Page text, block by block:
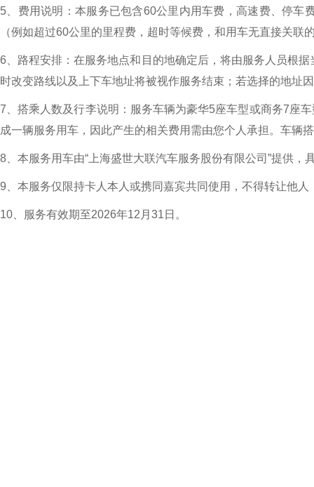
5、费用说明：本服务已包含60公里内用车费，高速费、停
（例如超过60公里的里程费，超时等候费，和用车无直接关联
6、路程安排：在服务地点和目的地确定后，将由服务人员根
时改变路线以及上下车地址将被视作服务结束；若选择的地址
7、搭乘人数及行李说明：服务车辆为豪华5座车型或商务7座
成一辆服务用车，因此产生的相关费用需由您个人承担。车辆
8、本服务用车由“上海盛世大联汽车服务股份有限公司”提供
9、本服务仅限持卡人本人或携同嘉宾共同使用，不得转让他
10、服务有效期至2026年12月31日。